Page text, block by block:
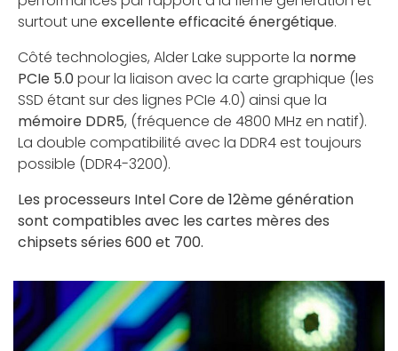
surtout une excellente efficacité énergétique.
Côté technologies, Alder Lake supporte la norme
PCIe 5.0pour la liaison avec la carte graphique (les
SSD étant sur des lignes PCIe 4.0) ainsi que la
mémoire DDR5, (fréquence de 4800 MHz en natif).
La double compatibilité avec la DDR4 est toujours
possible (DDR4-3200).
Les processeurs Intel Core de 12ème génération
sont compatibles avec les cartes mères des
chipsets séries 600 et 700.